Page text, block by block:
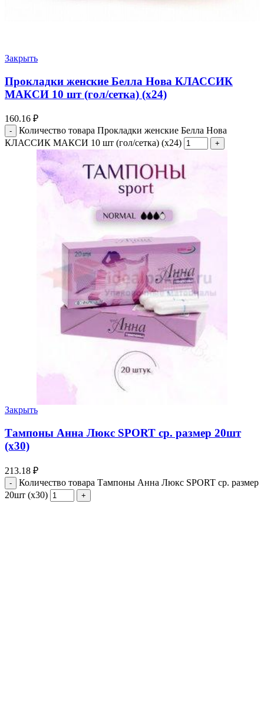
Закрыть
Прокладки женские Белла Нова КЛАССИК
МАКСИ 10 шт (гол/сетка) (х24)
160.16 ₽
Количество товара Прокладки женские Белла Нова
КЛАССИК МАКСИ 10 шт (гол/сетка) (х24)
Закрыть
Тампоны Анна Люкс SPORT ср. размер 20шт
(х30)
213.18 ₽
Количество товара Тампоны Анна Люкс SPORT ср. размер
20шт (х30)